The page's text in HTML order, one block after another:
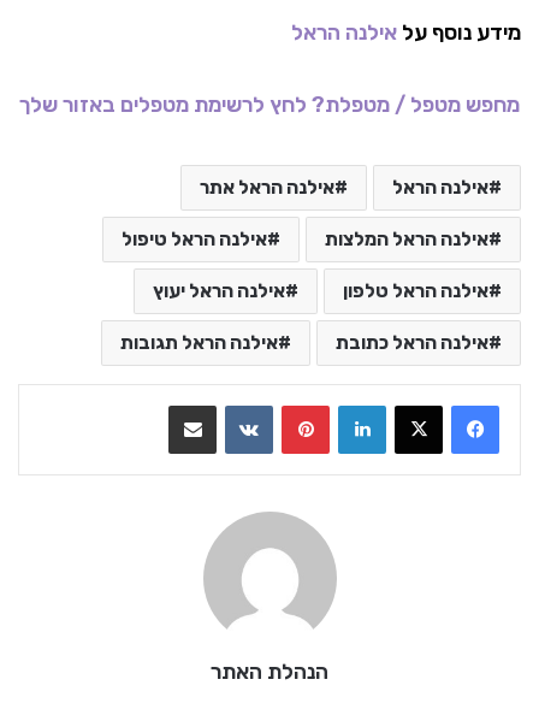
מידע נוסף על אילנה הראל
מחפש מטפל / מטפלת? לחץ לרשימת מטפלים באזור שלך
אילנה הראל אילנה הראל אתר
אילנה הראל המלצות אילנה הראל טיפול
אילנה הראל טלפון אילנה הראל יעוץ
אילנה הראל כתובת אילנה הראל תגובות
LinkedIn
VKontakte
הנהלת האתר